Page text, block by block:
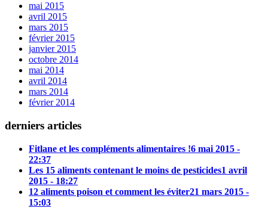
mai 2015
avril 2015
mars 2015
février 2015
janvier 2015
octobre 2014
mai 2014
avril 2014
mars 2014
février 2014
derniers articles
Fitlane et les compléments alimentaires !6 mai 2015 -
22:37
Les 15 aliments contenant le moins de pesticides1 avril
2015 - 18:27
12 aliments poison et comment les éviter21 mars 2015 -
15:03